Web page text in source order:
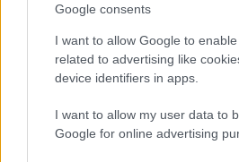
Google consents
I want to allow Google to
related to advertising like
device identifiers in apps.
I want to allow my user data to
Google for online advertising
Continua a leggere
LIFESTYLE